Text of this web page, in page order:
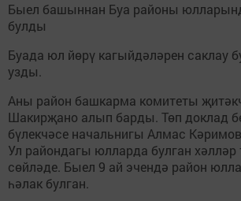
Быел башыннан Буа районы
булды
Буада юл йөрү кагыйдәләрен саклау
узды.
Аны район башкарма комитеты
Шакирҗано алып барды. Төп доклад
бүлекчәсе начальнигы Алмас
Ул райондагы юлларда булган хәлләр
сөйләде. Быел 9 ай эчендә район
һәлак булган.